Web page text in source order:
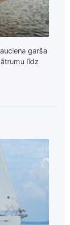
garša
līdz